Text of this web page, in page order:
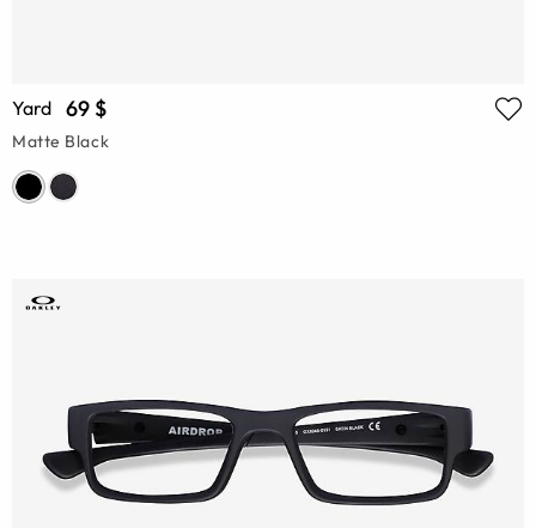
Yard 69 $
Matte Black